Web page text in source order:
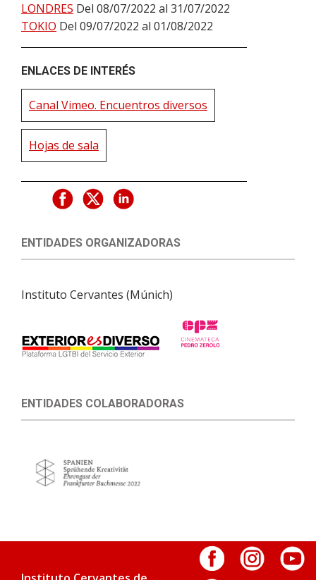
LONDRES Del 08/07/2022 al 31/07/2022
TOKIO Del 09/07/2022 al 01/08/2022
ENLACES DE INTERÉS
Canal Vimeo. Encuentros diversos
Hojas de sala
ENTIDADES ORGANIZADORAS
Instituto Cervantes (Múnich)
ENTIDADES COLABORADORAS